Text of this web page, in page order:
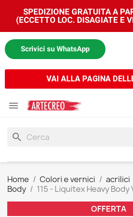
SPEDIZIONE GRATUITA A
(ECCETTO LOC. DISAGIATE E
Scrivici su WhatsApp
VAI ALLA PAGINA

search
Home Colori e vernici acrilici
Body
115 - Liquitex Heavy Body
OFFERTA